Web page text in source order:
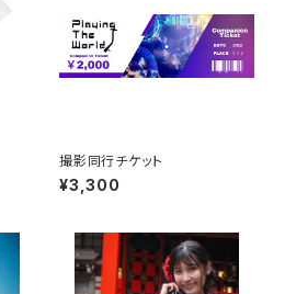
撮影同行チケット
¥3,300